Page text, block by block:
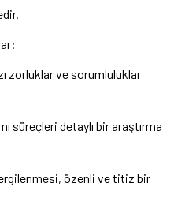
zorluklar ve sorumluluklar
süreçleri detaylı bir araştırma
özenli ve titiz bir